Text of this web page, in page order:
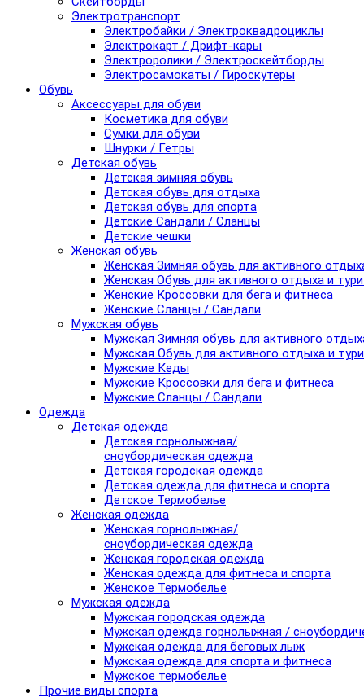
Электротранспорт
Электробайки / Электроквадроциклы
Электрокарт / Дрифт-кары
Электроролики / Электроскейтборды
Электросамокаты / Гироскутеры
Обувь
Аксессуары для обуви
Косметика для обуви
Сумки для обуви
Шнурки / Гетры
Детская обувь
Детская зимняя обувь
Детская обувь для отдыха
Детская обувь для спорта
Детские Сандали / Сланцы
Детские чешки
Женская обувь
Женская Зимняя обувь для активного
Женская Обувь для активного отдыха и
Женские Кроссовки для бега и фитнеса
Женские Сланцы / Сандали
Мужская обувь
Мужская Зимняя обувь для активного
Мужская Обувь для активного отдыха и
Мужские Кеды
Мужские Кроссовки для бега и фитнеса
Мужские Сланцы / Сандали
Одежда
Детская одежда
Детская горнолыжная/
сноубордическая одежда
Детская городская одежда
Детская одежда для фитнеса и спорта
Детское Термобелье
Женская одежда
Женская горнолыжная/
сноубордическая одежда
Женская городская одежда
Женская одежда для фитнеса и спорта
Женское Термобелье
Мужская одежда
Мужская городская одежда
Мужская одежда горнолыжная /
Мужская одежда для беговых лыж
Мужская одежда для спорта и фитнеса
Мужское термобелье
Прочие виды спорта